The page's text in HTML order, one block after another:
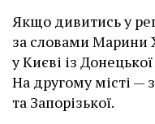
Якщо дивитись у
за словами Марини
у Києві із
На другому місті —
та Запорізької.